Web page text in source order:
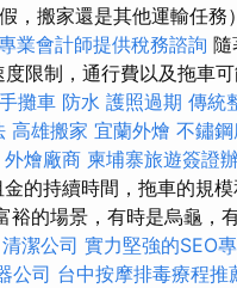
，搬家還是其他運輸任務
業會計師提供稅務諮詢 隨
限制，通行費以及拖車可
攤車 防水 護照過期 傳統
高雄搬家 宜蘭外燴 不鏽
外燴廠商 柬埔寨旅遊簽證
的持續時間，拖車的規
的場景，有時是烏龜，
清潔公司 實力堅強的SEO
公司 台中按摩排毒療程推